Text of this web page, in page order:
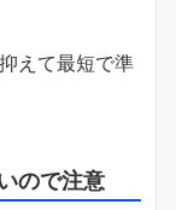
えて最短で準
ので注意